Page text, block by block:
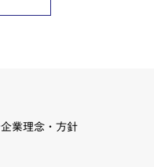
企業理念・方針